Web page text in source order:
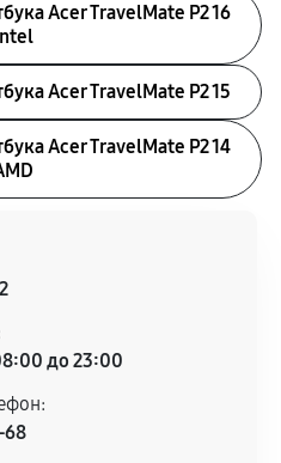
Acer TravelMate P2 16
Acer TravelMate P2 15
Acer TravelMate P2 14
до 23:00
68